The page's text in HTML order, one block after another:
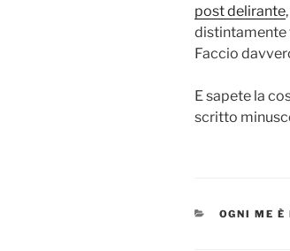
post delirante
distintamente
Faccio
E sapete la
scritto
OGNI ME